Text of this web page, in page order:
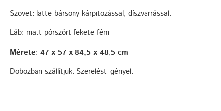
Szövet: latte bársony kárpitozással, díszvarrással.
Láb: matt pórszórt fekete fém
Mérete: 47 x 57 x 84,5 x 48,5 cm
Dobozban szállítjuk. Szerelést igényel.